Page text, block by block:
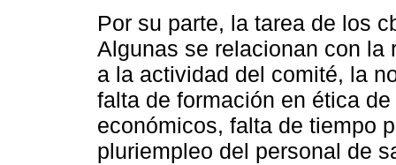
Por su parte, la tarea de los
Algunas se relacionan con la
a la actividad del comité, la
falta de formación en ética
económicos, falta de tiempo
pluriempleo del personal de